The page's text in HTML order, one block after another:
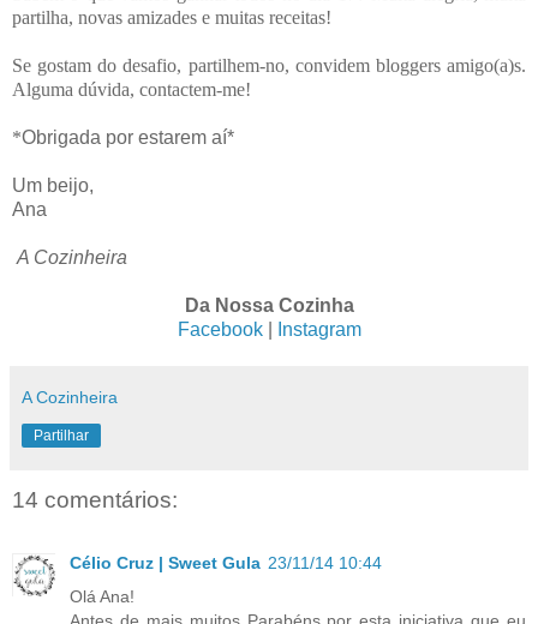
partilha, novas amizades e muitas receitas!
Se gostam do desafio, partilhem-no, convidem bloggers amigo(a)s.
Alguma dúvida, contactem-me!
*Obrigada por estarem aí*
Um beijo,
Ana
A Cozinheira
Da Nossa Cozinha
Facebook| Instagram
A Cozinheira
Partilhar
14 comentários:
Célio Cruz | Sweet Gula 23/11/14 10:44
Olá Ana!
Antes de mais muitos Parabéns por esta iniciativa que eu